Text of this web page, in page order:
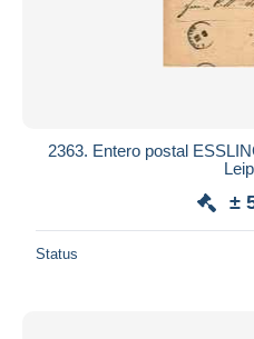
2363. Entero postal
±
Status